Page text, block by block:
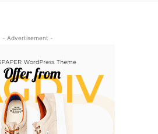
- Advertisement -